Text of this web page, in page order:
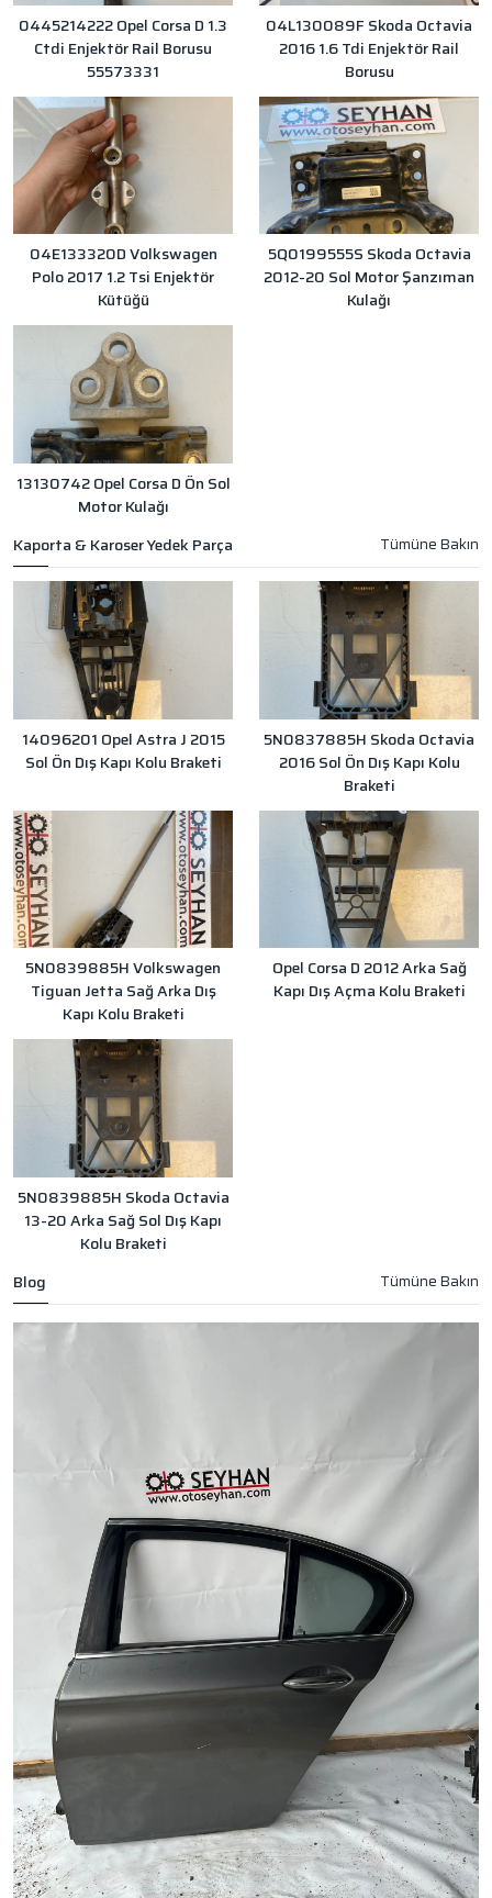
0445214222 Opel Corsa D 1.3
Ctdi Enjektör Rail Borusu
55573331
04L130089F Skoda Octavia
2016 1.6 Tdi Enjektör Rail
Borusu
04E133320D Volkswagen
Polo 2017 1.2 Tsi Enjektör
Kütüğü
5Q0199555S Skoda Octavia
2012-20 Sol Motor Şanzıman
Kulağı
13130742 Opel Corsa D Ön Sol
Motor Kulağı
Kaporta & Karoser Yedek Parça
14096201 Opel Astra J 2015
Sol Ön Dış Kapı Kolu Braketi
5N0837885H Skoda Octavia
2016 Sol Ön Dış Kapı Kolu
Braketi
5N0839885H Volkswagen
Tiguan Jetta Sağ Arka Dış
Kapı Kolu Braketi
Opel Corsa D 2012 Arka Sağ
Kapı Dış Açma Kolu Braketi
5N0839885H Skoda Octavia
13-20 Arka Sağ Sol Dış Kapı
Kolu Braketi
Blog